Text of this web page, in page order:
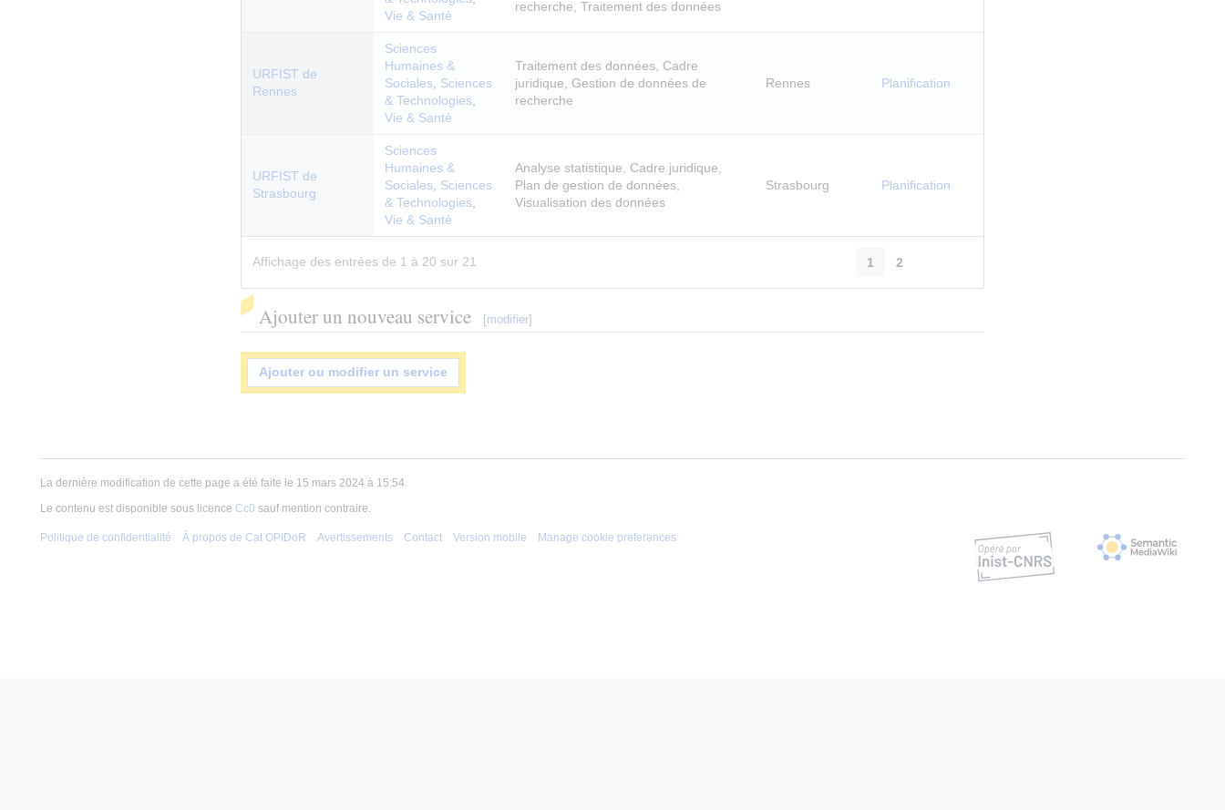
Vie & Santé
recherche, Traitement des données
URFIST de
Rennes
Sciences
Humaines &
Sociales Sciences
& Technologies
Vie & Santé
Traitement des données, Cadre
juridique, Gestion de données de
recherche
Rennes Planification
URFIST de
Strasbourg
Sciences
Humaines &
Sociales Sciences
& Technologies
Vie & Santé
Analyse statistique, Cadre juridique,
Plan de gestion de données,
Visualisation des données
Strasbourg Planification
Affichage des entrées de 1 à 20 sur 21 1 2
Ajouter un nouveau service [modifier]
Ajouter ou modifier un service
La dernière modification de cette page a été faite le 15 mars 2024 à 15:54.
Le contenu est disponible sous licence Cc0 sauf mention contraire.
Politique de confidentialité À propos de Cat OPIDoR Avertissements Contact Version mobile Manage cookie preferences